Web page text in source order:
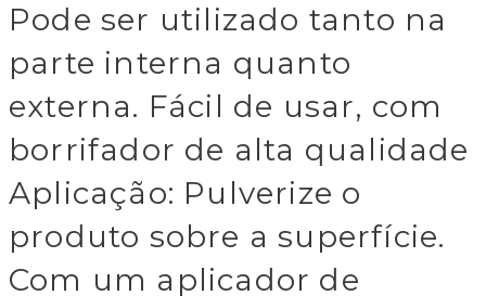
Pode ser utilizado tanto na
parte interna quanto
externa. Fácil de usar, com
borrifador de alta qualidade
Aplicação: Pulverize o
produto sobre a superfície.
Com um aplicador de